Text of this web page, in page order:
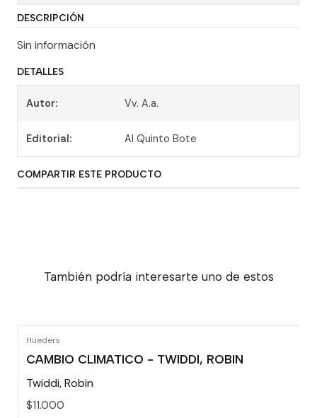
DESCRIPCIÓN
Sin información
DETALLES
Autor: Vv. A.a.
Editorial: Al Quinto Bote
COMPARTIR ESTE PRODUCTO
También podría interesarte uno de estos
Hueders
CAMBIO CLIMATICO - TWIDDI, ROBIN
Twiddi, Robin
$11.000